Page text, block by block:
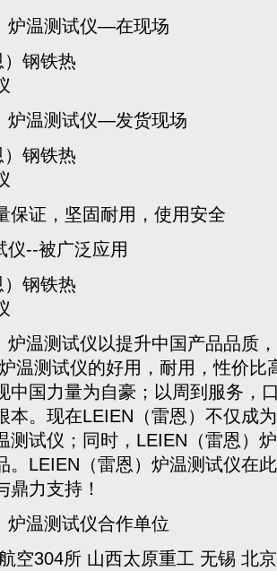
炉温测试仪—在现场
炉温测试仪—发货现场
保证，坚固耐用，使用安全
仪--被广泛应用
炉温测试仪以提升中国产品品质
温测试仪的好用，耐用，性价比
中国力量为自豪；以周到服务，
本。现在LEIEN（雷恩）不仅成
测试仪；同时，LEIEN（雷恩）
。LEIEN（雷恩）炉温测试仪在
鼎力支持！
炉温测试仪合作单位
空304所 山西太原重工 无锡 北